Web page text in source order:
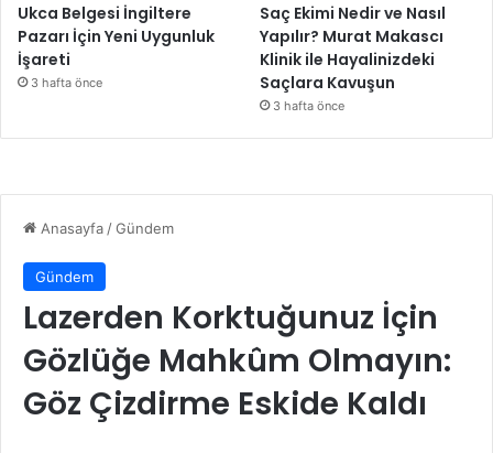
Ukca Belgesi İngiltere
Pazarı İçin Yeni Uygunluk
İşareti
3 hafta önce
Saç Ekimi Nedir ve Nasıl
Yapılır? Murat Makascı
Klinik ile Hayalinizdeki
Saçlara Kavuşun
3 hafta önce